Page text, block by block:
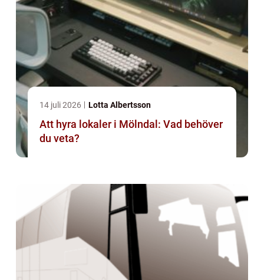
14 juli 2026 Lotta Albertsson
Att hyra lokaler i Mölndal: Vad behöver
du veta?